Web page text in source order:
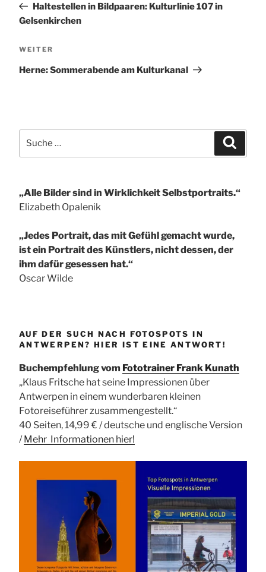
Haltestellen in Bildpaaren: Kulturlinie 107 in
Gelsenkirchen
Nächster
WEITER
Herne: Sommerabende am Kulturkanal
nach:
„Alle Bilder sind in Wirklichkeit Selbstportraits.“
Elizabeth Opalenik
„Jedes Portrait, das mit Gefühl gemacht wurde,
ist ein Portrait des Künstlers, nicht dessen, der
ihm dafür gesessen hat.“
Oscar Wilde
AUF DER SUCH NACH FOTOSPOTS IN
ANTWERPEN? HIER IST EINE ANTWORT!
Buchempfehlung vom Fototrainer Frank Kunath
„Klaus Fritsche hat seine Impressionen über
Antwerpen in einem wunderbaren kleinen
Fotoreiseführer zusammengestellt.“
40 Seiten, 14,99 € / deutsche und englische Version
/ Mehr Informationen hier!